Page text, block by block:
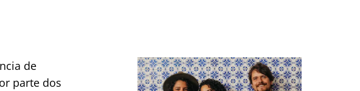
de
parte dos